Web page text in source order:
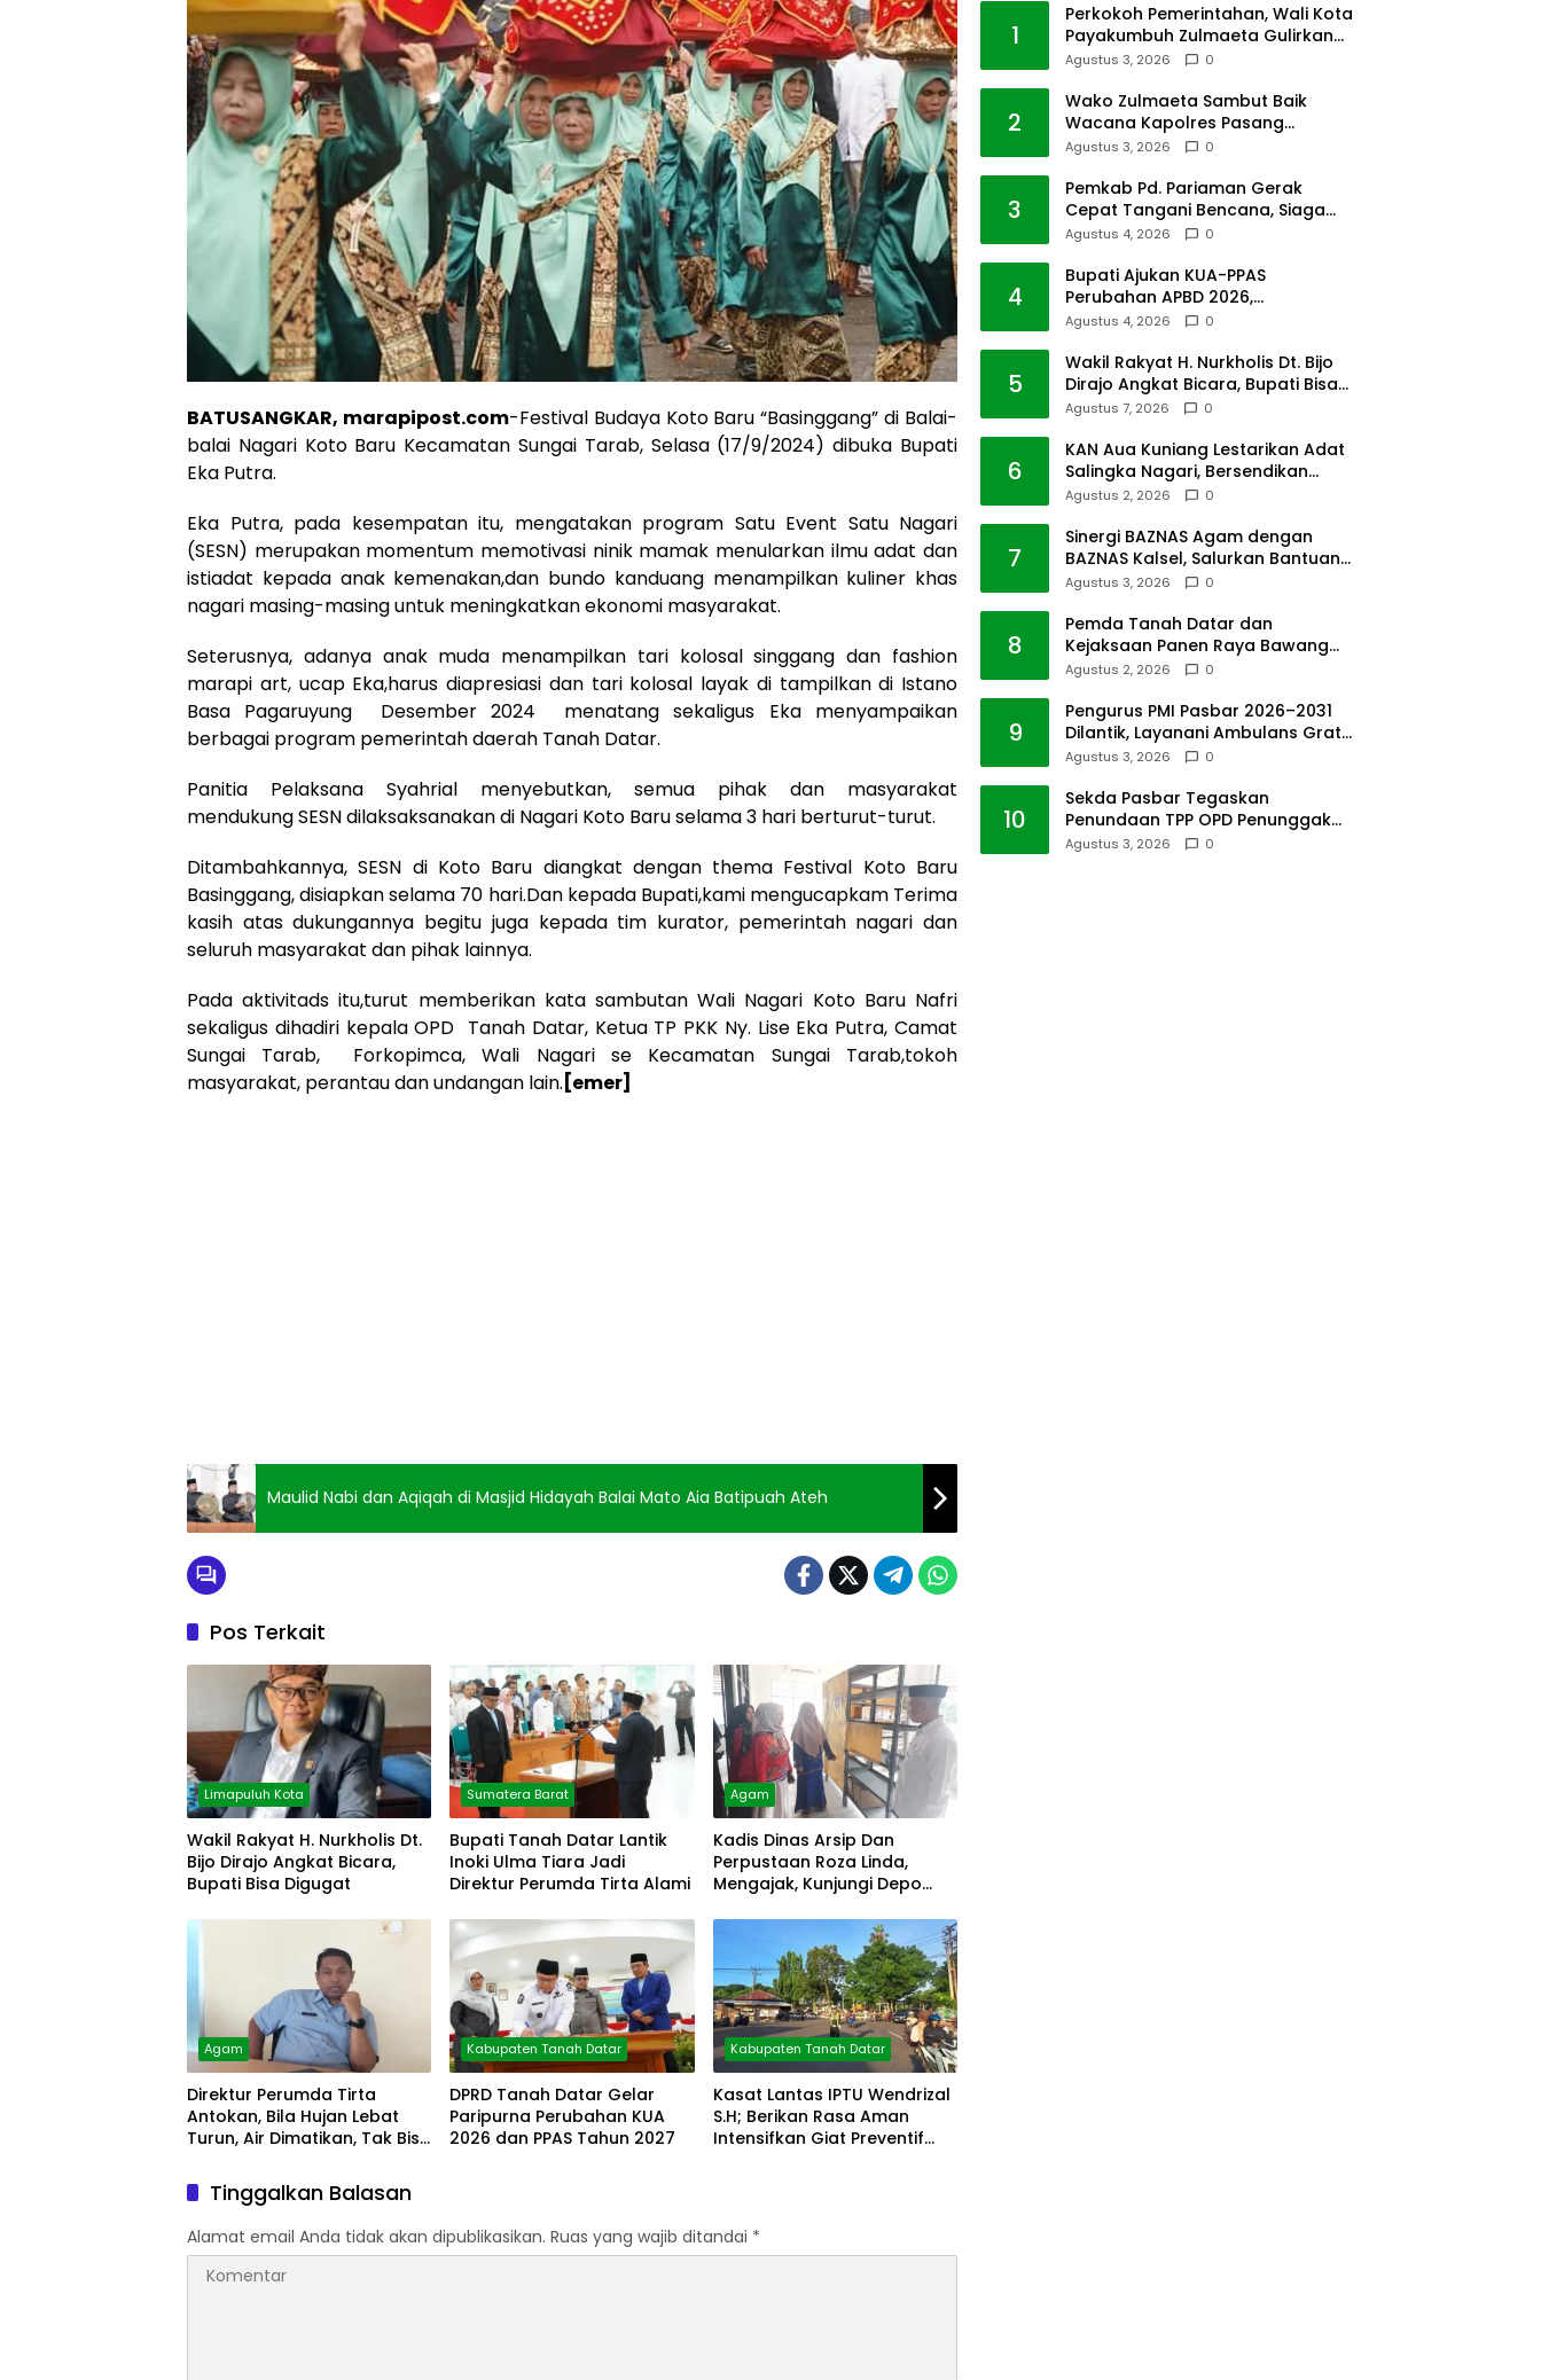
BATUSANGKAR, marapipost.com-Festival Budaya Koto Baru “Basinggang” di Balai-
balai Nagari Koto Baru Kecamatan Sungai Tarab, Selasa (17/9/2024) dibuka Bupati
Eka Putra.
Eka Putra, pada kesempatan itu, mengatakan program Satu Event Satu Nagari
(SESN) merupakan momentum memotivasi ninik mamak menularkan ilmu adat dan
istiadat kepada anak kemenakan,dan bundo kanduang menampilkan kuliner khas
nagari masing-masing untuk meningkatkan ekonomi masyarakat.
Seterusnya, adanya anak muda menampilkan tari kolosal singgang dan fashion
marapi art, ucap Eka,harus diapresiasi dan tari kolosal layak di tampilkan di Istano
Basa Pagaruyung Desember 2024 menatang sekaligus Eka menyampaikan
berbagai program pemerintah daerah Tanah Datar.
Panitia Pelaksana Syahrial menyebutkan, semua pihak dan masyarakat
mendukung SESN dilaksaksanakan di Nagari Koto Baru selama 3 hari berturut-turut.
Ditambahkannya, SESN di Koto Baru diangkat dengan thema Festival Koto Baru
Basinggang, disiapkan selama 70 hari.Dan kepada Bupati,kami mengucapkam Terima
kasih atas dukungannya begitu juga kepada tim kurator, pemerintah nagari dan
seluruh masyarakat dan pihak lainnya.
Pada aktivitads itu,turut memberikan kata sambutan Wali Nagari Koto Baru Nafri
sekaligus dihadiri kepala OPD Tanah Datar, Ketua TP PKK Ny. Lise Eka Putra, Camat
Sungai Tarab, Forkopimca, Wali Nagari se Kecamatan Sungai Tarab,tokoh
masyarakat, perantau dan undangan lain. [emer]
Maulid Nabi dan Aqiqah di Masjid Hidayah Balai Mato Aia Batipuah Ateh
Pos Terkait
Limapuluh Kota
Wakil Rakyat H. Nurkholis Dt.
Bijo Dirajo Angkat Bicara,
Bupati Bisa Digugat
Sumatera Barat
Bupati Tanah Datar Lantik
Inoki Ulma Tiara Jadi
Direktur Perumda Tirta Alami
Agam
Kadis Dinas Arsip Dan
Perpustaan Roza Linda,
Mengajak, Kunjungi Depo
Agam
Direktur Perumda Tirta
Antokan, Bila Hujan Lebat
Turun, Air Dimatikan, Tak Bisa
Kabupaten Tanah Datar
DPRD Tanah Datar Gelar
Paripurna Perubahan KUA
2026 dan PPAS Tahun 2027
Kabupaten Tanah Datar
Kasat Lantas IPTU Wendrizal
S.H; Berikan Rasa Aman
Intensifkan Giat Preventif
Tinggalkan Balasan
Alamat email Anda tidak akan dipublikasikan. Ruas yang wajib ditandai *
1
Perkokoh Pemerintahan, Wali Kota
Payakumbuh Zulmaeta Gulirkan
Jabatan
Agustus 3, 2026 0
2
Wako Zulmaeta Sambut Baik
Wacana Kapolres Pasang
Kamera Pantau Lalin
Agustus 3, 2026 0
3
Pemkab Pd. Pariaman Gerak
Cepat Tangani Bencana, Siaga
Cuaca Ekstrem
Agustus 4, 2026 0
4
Bupati Ajukan KUA-PPAS
Perubahan APBD 2026,
Pendapatan Pasbar Naik 15
Agustus 4, 2026 0
5
Wakil Rakyat H. Nurkholis Dt. Bijo
Dirajo Angkat Bicara, Bupati Bisa
Digugat
Agustus 7, 2026 0
6
KAN Aua Kuniang Lestarikan Adat
Salingka Nagari, Bersendikan
Kitabullah
Agustus 2, 2026 0
7
Sinergi BAZNAS Agam dengan
BAZNAS Kalsel, Salurkan Bantuan
Bencana Alam
Agustus 3, 2026 0
8
Pemda Tanah Datar dan
Kejaksaan Panen Raya Bawang
Merah di Sawah Tangah
Agustus 2, 2026 0
9
Pengurus PMI Pasbar 2026–2031
Dilantik, Layanani Ambulans Gratis
ke Padang
Agustus 3, 2026 0
10
Sekda Pasbar Tegaskan
Penundaan TPP OPD Penunggak
Pajak Kendaraan Dinas
Agustus 3, 2026 0